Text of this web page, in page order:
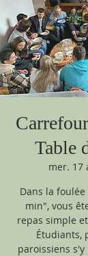
Table
mer. 17
Dans la
min", vous
repas simple
Étudiants,
paroissiens